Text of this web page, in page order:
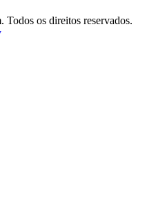
os direitos reservados.